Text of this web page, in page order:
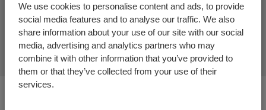
We use cookies to personalise content and ads, to provide
social media features and to analyse our traffic. We also
share information about your use of our site with our social
media, advertising and analytics partners who may
combine it with other information that you’ve provided to
them or that they’ve collected from your use of their
services.
Finalizar pedido de oferta